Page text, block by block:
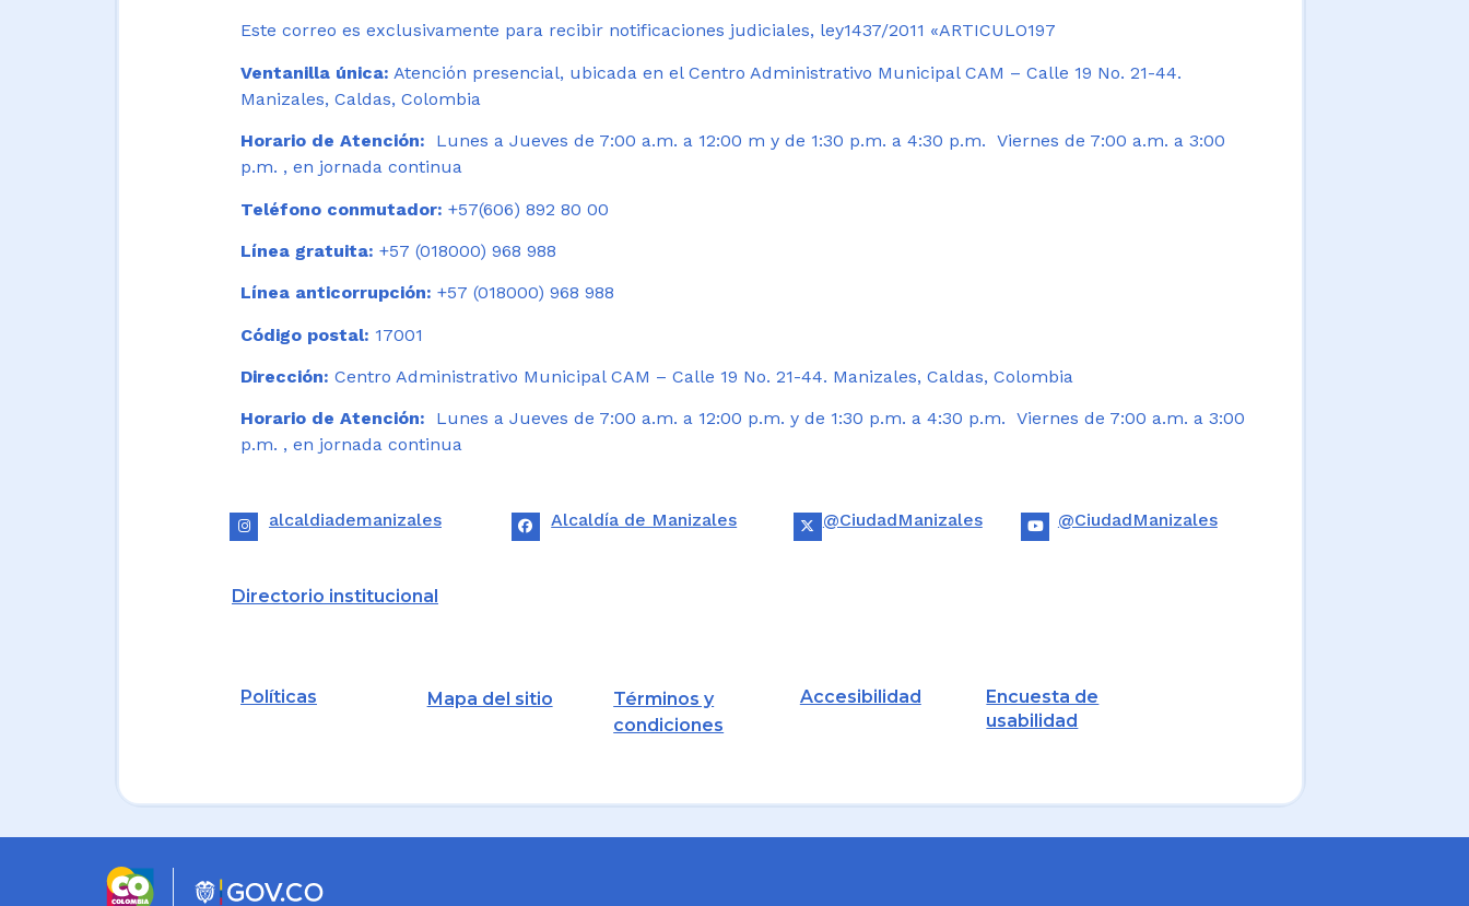
Este correo es exclusivamente para recibir notificaciones judiciales, ley1437/2011 «ARTICULO197
Ventanilla única: Atención presencial, ubicada en el Centro Administrativo Municipal CAM – Calle 19 No. 21-44.
Manizales, Caldas, Colombia
Horario de Atención:
Lunes a Jueves de 7:00 a.m. a 12:00 m y de 1:30 p.m. a 4:30 p.m. Viernes de 7:00 a.m. a 3:00
p.m. , en jornada continua
Teléfono conmutador: +57(606) 892 80 00
Línea gratuita: +57 (018000) 968 988
Línea anticorrupción: +57 (018000) 968 988
Código postal: 17001
Dirección: Centro Administrativo Municipal CAM – Calle 19 No. 21-44. Manizales, Caldas, Colombia
Horario de Atención: Lunes a Jueves de 7:00 a.m. a 12:00 p.m. y de 1:30 p.m. a 4:30 p.m. Viernes de 7:00 a.m. a 3:00
p.m. , en jornada continua
alcaldiademanizales Alcaldía de Manizales @CiudadManizales @CiudadManizales
Directorio institucional
Políticas Mapa del sitio
Términos y
condiciones
Accesibilidad
Encuesta de
usabilidad